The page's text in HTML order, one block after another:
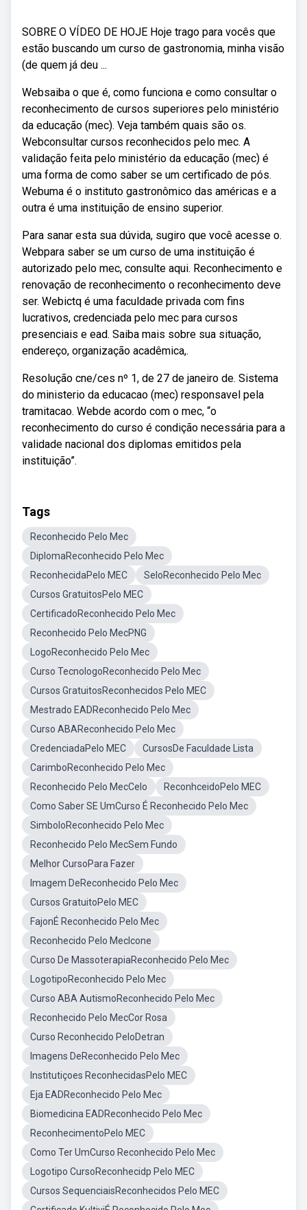
SOBRE O VÍDEO DE HOJE Hoje trago para vocês que
estão buscando um curso de gastronomia, minha visão
(de quem já deu ...
Websaiba o que é, como funciona e como consultar o
reconhecimento de cursos superiores pelo ministério
da educação (mec). Veja também quais são os.
Webconsultar cursos reconhecidos pelo mec. A
validação feita pelo ministério da educação (mec) é
uma forma de como saber se um certificado de pós.
Webuma é o instituto gastronômico das américas e a
outra é uma instituição de ensino superior.
Para sanar esta sua dúvida, sugiro que você acesse o.
Webpara saber se um curso de uma instituição é
autorizado pelo mec, consulte aqui. Reconhecimento e
renovação de reconhecimento o reconhecimento deve
ser. Webictq é uma faculdade privada com fins
lucrativos, credenciada pelo mec para cursos
presenciais e ead. Saiba mais sobre sua situação,
endereço, organização acadêmica,.
Resolução cne/ces nº 1, de 27 de janeiro de. Sistema
do ministerio da educacao (mec) responsavel pela
tramitacao. Webde acordo com o mec, “o
reconhecimento do curso é condição necessária para a
validade nacional dos diplomas emitidos pela
instituição”.
Tags
Reconhecido Pelo Mec
DiplomaReconhecido Pelo Mec
ReconhecidaPelo MEC
SeloReconhecido Pelo Mec
Cursos GratuitosPelo MEC
CertificadoReconhecido Pelo Mec
Reconhecido Pelo MecPNG
LogoReconhecido Pelo Mec
Curso TecnologoReconhecido Pelo Mec
Cursos GratuitosReconhecidos Pelo MEC
Mestrado EADReconhecido Pelo Mec
Curso ABAReconhecido Pelo Mec
CredenciadaPelo MEC
CursosDe Faculdade Lista
CarimboReconhecido Pelo Mec
Reconhecido Pelo MecCelo
ReconhceidoPelo MEC
Como Saber SE UmCurso É Reconhecido Pelo Mec
SimboloReconhecido Pelo Mec
Reconhecido Pelo MecSem Fundo
Melhor CursoPara Fazer
Imagem DeReconhecido Pelo Mec
Cursos GratuitoPelo MEC
FajonÉ Reconhecido Pelo Mec
Reconhecido Pelo MecIcone
Curso De MassoterapiaReconhecido Pelo Mec
LogotipoReconhecido Pelo Mec
Curso ABA AutismoReconhecido Pelo Mec
Reconhecido Pelo MecCor Rosa
Curso Reconhecido PeloDetran
Imagens DeReconhecido Pelo Mec
Institutiçoes ReconhecidasPelo MEC
Eja EADReconhecido Pelo Mec
Biomedicina EADReconhecido Pelo Mec
ReconhecimentoPelo MEC
Como Ter UmCurso Reconhecido Pelo Mec
Logotipo CursoReconhecidp Pelo MEC
Cursos SequenciaisReconhecidos Pelo MEC